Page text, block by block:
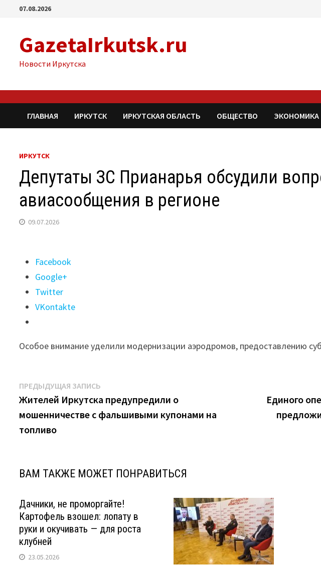
Перейти07.08.2026
GazetaIrkutsk.ru
Новости Иркутска
ГЛАВНАЯ ИРКУТСК ИРКУТСКАЯ ОБЛАСТЬ ОБЩЕСТВО ЭКОНОМИКА
ИРКУТСК
Депутаты ЗС Прианарья обсудили
авиасообщения в регионе
09.07.2026
Поделиться
"Депутаты
ЗС
Прианарья
обсудили
организации
в
регионе"
Facebook
Google+
Twitter
VKontakte
Особое внимание уделили модернизации аэродромов, предоставлению
Навигация
по
записям
ПРЕДЫДУЩАЯ ЗАПИСЬ
запись:
Жителей Иркутска предупредили о
мошенничестве с фальшивыми купонами на
топливо
Единого
ВАМ ТАКЖЕ МОЖЕТ ПОНРАВИТЬСЯ
Дачники, не проморгайте!
Картофель взошел: лопату в
руки и окучивать — для роста
клубней
23.05.2026